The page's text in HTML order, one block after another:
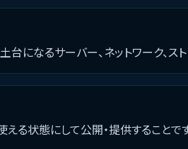
台になるサーバー、ネットワーク、ス
る状態にして公開・提供することです